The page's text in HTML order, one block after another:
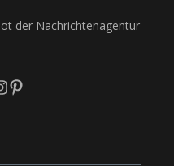
der Nachrichtenagentur